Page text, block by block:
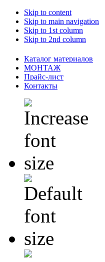
Skip to content
Skip to main navigation
Skip to 1st column
Skip to 2nd column
Каталог материалов
МОНТАЖ
Прайс-лист
Контакты